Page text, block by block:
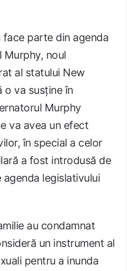
parte din agenda
Murphy, noul
al statului New
o va susține în
Murphy
va avea un efect
în special a celor
a fost introdusă de
legislativului
au condamnat
un instrument al
pentru a inunda